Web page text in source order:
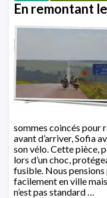
En remontant
sommes coincés pour
avant d’arriver, Sofia
son vélo. Cette pièce,
lors d’un choc,
fusible. Nous
facilement en ville
n’est pas standard …